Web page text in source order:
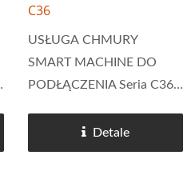
Pozioma Piła
Taśmowa Typu
Kolumnowego Z
Serwonapędem 360
Mm
C36
USŁUGA CHMURY
SMART MACHINE DO
PODŁĄCZENIA Seria C36
podwójnym słupem w pełni
zamkniętych Cosen jest
Detale